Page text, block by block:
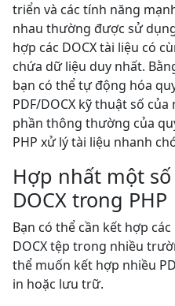
triển và các tính năng
nhau thường được sử
hợp các DOCX tài liệu có
chứa dữ liệu duy nhất.
bạn có thể tự động hóa
PDF/DOCX kỹ thuật số
phần thông thường của
PHP xử lý tài liệu nhanh
Hợp nhất một
DOCX trong PHP
Bạn có thể cần kết hợp
DOCX tệp trong nhiều
thể muốn kết hợp nhiều
in hoặc lưu trữ.